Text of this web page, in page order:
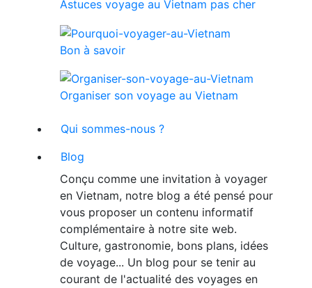
Astuces voyage au Vietnam pas cher
Bon à savoir
Organiser son voyage au Vietnam
Qui sommes-nous ?
Blog
Conçu comme une invitation à voyager
en Vietnam, notre blog a été pensé pour
vous proposer un contenu informatif
complémentaire à notre site web.
Culture, gastronomie, bons plans, idées
de voyage... Un blog pour se tenir au
courant de l'actualité des voyages en